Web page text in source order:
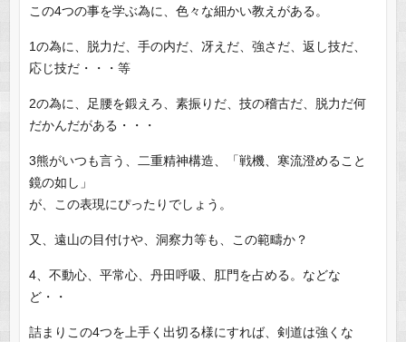
この4つの事を学ぶ為に、色々な細かい教えがある。
1の為に、脱力だ、手の内だ、冴えだ、強さだ、返し技だ、
応じ技だ・・・等
2の為に、足腰を鍛えろ、素振りだ、技の稽古だ、脱力だ何
だかんだがある・・・
3熊がいつも言う、二重精神構造、「戦機、寒流澄めること
鏡の如し」
が、この表現にぴったりでしょう。
又、遠山の目付けや、洞察力等も、この範疇か？
4、不動心、平常心、丹田呼吸、肛門を占める。などな
ど・・
詰まりこの4つを上手く出切る様にすれば、剣道は強くな